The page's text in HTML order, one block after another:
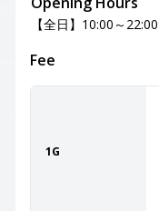
【全日】10:00～22:00
Fee
1G